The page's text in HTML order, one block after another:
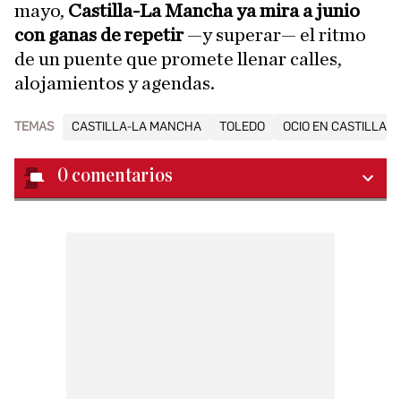
mayo, Castilla-La Mancha ya mira a junio
con ganas de repetir—y superar— el ritmo
de un puente que promete llenar calles,
alojamientos y agendas.
TEMAS CASTILLA-LA MANCHA TOLEDO OCIO EN CASTILLA-
0 comentarios